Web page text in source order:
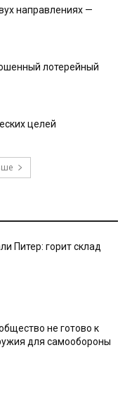
направлениях —
лотерейный
целей
Питер: горит склад
не готово к
для самообороны